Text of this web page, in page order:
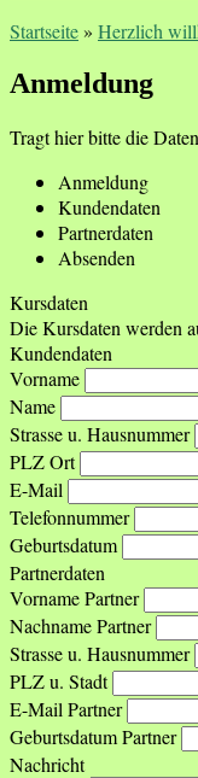
Startseite» Herzlich
Anmeldung
Tragt hier bitte die
Anmeldung
Kundendaten
Partnerdaten
Absenden
Kursdaten
Die Kursdaten werden
Kundendaten
Vorname
Name
Strasse u. Hausnummer
PLZ Ort
E-Mail
Telefonnummer
Geburtsdatum
Partnerdaten
Vorname Partner
Nachname Partner
Strasse u. Hausnummer
PLZ u. Stadt
E-Mail Partner
Geburtsdatum Partner
Nachricht